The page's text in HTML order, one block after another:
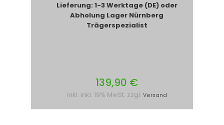
Lieferung: 1-3 Werktage (DE) oder
Abholung Lager Nürnberg
Trägerspezialist
139,90 €
inkl. inkl. 19% MwSt. zzgl. Versand